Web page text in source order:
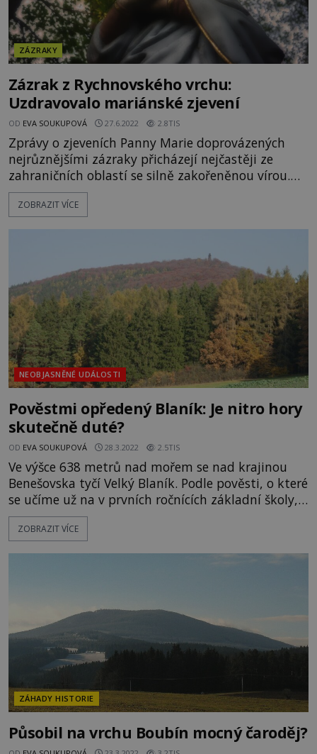
ZÁZRAKY
Zázrak z Rychnovského vrchu:
Uzdravovalo mariánské zjevení
OD EVA SOUKUPOVÁ 27.6.2022 2.8TIS
Zprávy o zjeveních Panny Marie doprovázených
nejrůznějšími zázraky přicházejí nejčastěji ze
zahraničních oblastí se silně zakořeněnou vírou.
Ovšem i v české historii lze najít neméně zázračná
setkání. K jednomu takovému došlo v 18. století
modlitbami, v nichž pokorně
ZOBRAZIT VÍCE
NEOBJASNĚNÉ UDÁLOSTI
Pověstmi opředený Blaník: Je nitro hory
skutečně duté?
OD EVA SOUKUPOVÁ 28.3.2022 2.5TIS
Ve výšce 638 metrů nad mořem se nad krajinou
Benešovska tyčí Velký Blaník. Podle pověsti, o které
se učíme už na v prvních ročnících základní školy,
jde o jednu z nejdůležitějších českých hor. V jeho
dutém nitru prý přebývají tajemné bytosti nebo
ZOBRAZIT VÍCE
ZÁHADY HISTORIE
Působil na vrchu Boubín mocný čaroděj?